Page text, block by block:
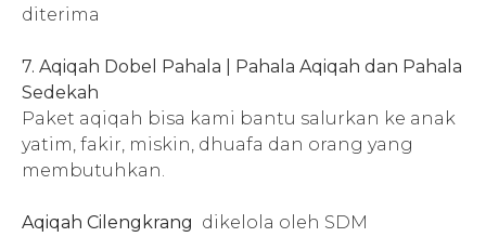
diterima
7. Aqiqah Dobel Pahala | Pahala Aqiqah dan Pahala
Sedekah
Paket aqiqah bisa kami bantu salurkan ke anak
yatim, fakir, miskin, dhuafa dan orang yang
membutuhkan.
Aqiqah Cilengkrang dikelola oleh SDM